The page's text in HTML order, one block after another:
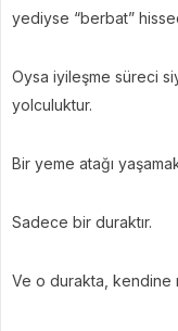
yediyse “berbat”
Oysa iyileşme süreci
yolculuktur.
Bir yeme atağı
Sadece bir duraktır.
Ve o durakta, kendine